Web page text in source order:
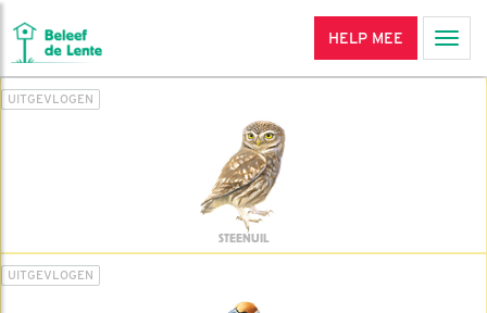
HELP MEE
UITGEVLOGEN
STEENUIL
UITGEVLOGEN